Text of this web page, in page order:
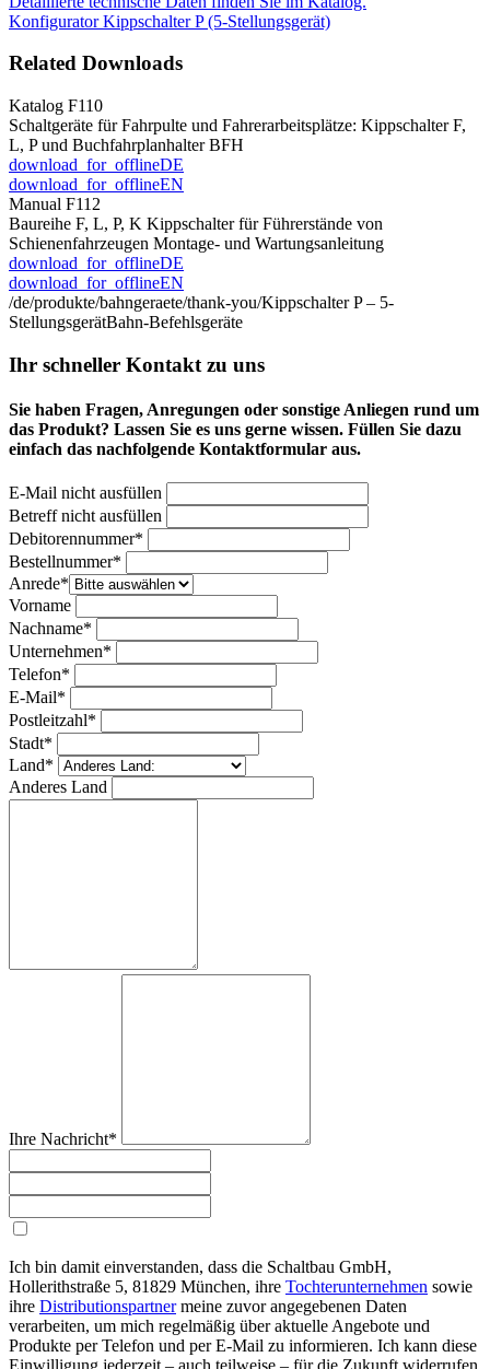
Konfigurator Kippschalter P (5-Stellungsgerät)
Related Downloads
Katalog F110
Schaltgeräte für Fahrpulte und Fahrerarbeitsplätze: Kippschalter F,
L, P und Buchfahrplanhalter BFH
download_for_offlineDE
download_for_offlineEN
Manual F112
Baureihe F, L, P, K Kippschalter für Führerstände von
Schienenfahrzeugen Montage- und Wartungsanleitung
download_for_offlineDE
download_for_offlineEN
/de/produkte/bahngeraete/thank-you/Kippschalter P – 5-
StellungsgerätBahn-Befehlsgeräte
Ihr schneller Kontakt zu uns
Sie haben Fragen, Anregungen oder sonstige Anliegen rund um
das Produkt? Lassen Sie es uns gerne wissen. Füllen Sie dazu
einfach das nachfolgende Kontaktformular aus.
E-Mail nicht ausfüllen
Betreff nicht ausfüllen
Bitte nicht ausfüllen
Debitorennummer*
Bestellnummer*
Anrede*
Vorname
Nachname*
Unternehmen*
Telefon*
E-Mail*
Postleitzahl*
Stadt*
Land*
Anderes Land
Ihre Nachricht*
Ich bin damit einverstanden, dass die Schaltbau GmbH,
Hollerithstraße 5, 81829 München, ihre Tochterunternehmen sowie
ihre Distributionspartnermeine zuvor angegebenen Daten
verarbeiten, um mich regelmäßig über aktuelle Angebote und
Produkte per Telefon und per E-Mail zu informieren. Ich kann diese